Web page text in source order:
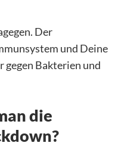
Der
und Deine
gegen Bakterien und
die